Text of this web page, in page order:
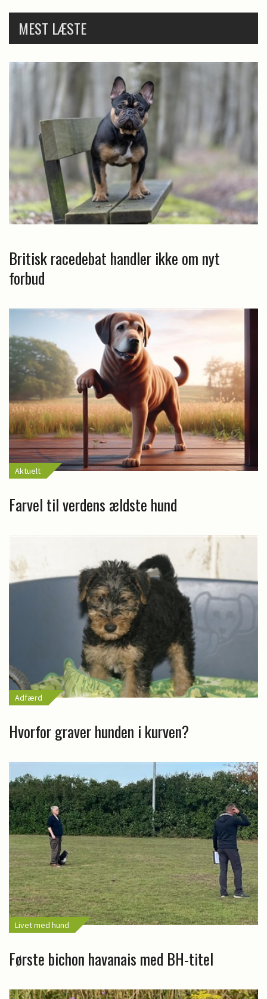
MEST LÆSTE
Britisk racedebat handler ikke om nyt
forbud
Aktuelt
Farvel til verdens ældste hund
Adfærd
Hvorfor graver hunden i kurven?
Livet med hund
Første bichon havanais med BH-titel